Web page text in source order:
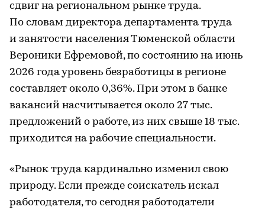
сдвиг на региональном рынке труда.
По словам директора департамента труда
и занятости населения Тюменской области
Вероники Ефремовой, по состоянию на июнь
2026 года уровень безработицы в регионе
составляет около 0,36%. При этом в банке
вакансий насчитывается около 27 тыс.
предложений о работе, из них свыше 18 тыс.
приходится на рабочие специальности.
«Рынок труда кардинально изменил свою
природу. Если прежде соискатель искал
работодателя, то сегодня работодатели